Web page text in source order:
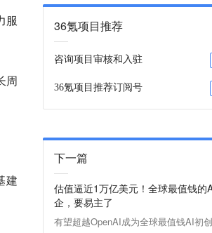
服
周
建
36氪项目推荐
咨询项目审核和入驻
36氪项目推荐订阅号
下一篇
估值逼近1万亿美元！全球最值钱的
企，要易主了
有望超越OpenAI成为全球最值钱AI初创